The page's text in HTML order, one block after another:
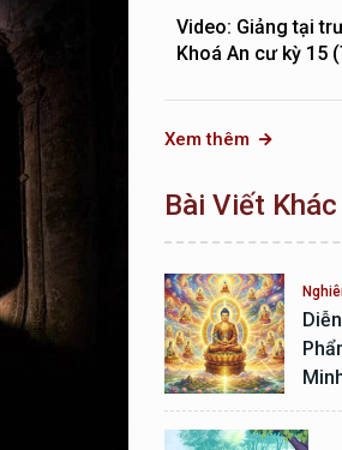
Video: Giảng tại
Khoá An cư kỳ 15
Xem thêm
Bài Viết Khác